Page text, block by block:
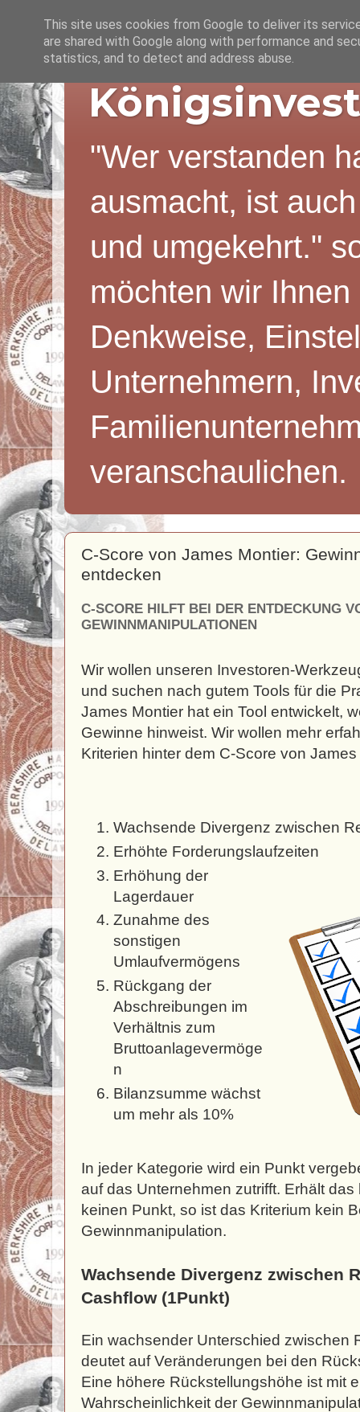
"Wer verstanden
ausmacht, ist
und umgekehrt."
möchten wir
Denkweise,
Unternehmern,
veranschaulichen.
C-Score von James Montier:
entdecken
C-SCORE HILFT BEI DER ENTDECKUNG
GEWINNMANIPULATIONEN
Wir wollen unseren Investoren-
und suchen nach gutem Tools für die
James Montier hat ein Tool entwickelt,
Gewinne hinweist. Wir wollen mehr
Kriterien hinter dem C-Score von
Wachsende Divergenz zwischen
Erhöhte Forderungslaufzeiten
Erhöhung der
Lagerdauer
Zunahme des
sonstigen
Umlaufvermögens
Rückgang der
Abschreibungen im
Verhältnis zum
Bruttoanlagevermöge
n
Bilanzsumme wächst
um mehr als 10%
In jeder Kategorie wird ein Punkt
auf das Unternehmen zutrifft. Erhält
keinen Punkt, so ist das Kriterium kein
Gewinnmanipulation.
Wachsende Divergenz zwischen
Cashflow (1Punkt)
Ein wachsender Unterschied zwischen
deutet auf Veränderungen bei den
Eine höhere Rückstellungshöhe ist mit
Wahrscheinlichkeit der
This site uses cookies from Google to deliver its
are shared with Google along with performance and
statistics, and to detect and address abuse.